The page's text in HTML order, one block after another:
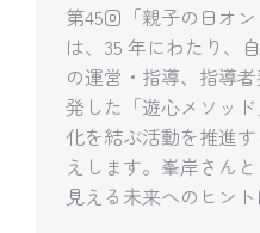
第45回「親子の日オ
は、35 年にわたり、
の運営・指導、指導
発した「遊心メソッ
化を結ぶ活動を推進
えします。峯岸さん
見える未来へのヒント